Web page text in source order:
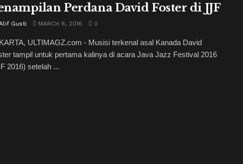
Perdana David Foster di JJF
Gusti MARCH 6, 2016 0
ULTIMAGZ.com - Musisi terkenal asal Kanada David
tampil untuk pertama kalinya di acara Java Jazz Festival 2016
2016) setelah ...